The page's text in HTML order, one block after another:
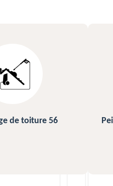
et toiture 56